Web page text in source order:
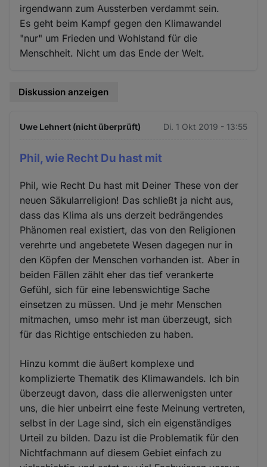
irgendwann zum Aussterben verdammt sein.
Es geht beim Kampf gegen den Klimawandel
"nur" um Frieden und Wohlstand für die
Menschheit. Nicht um das Ende der Welt.
Diskussion anzeigen
Uwe Lehnert (nicht überprüft) Di. 1 Okt 2019 - 13:55
Phil, wie Recht Du hast mit
Phil, wie Recht Du hast mit Deiner These von der
neuen Säkularreligion! Das schließt ja nicht aus,
dass das Klima als uns derzeit bedrängendes
Phänomen real existiert, das von den Religionen
verehrte und angebetete Wesen dagegen nur in
den Köpfen der Menschen vorhanden ist. Aber in
beiden Fällen zählt eher das tief verankerte
Gefühl, sich für eine lebenswichtige Sache
einsetzen zu müssen. Und je mehr Menschen
mitmachen, umso mehr ist man überzeugt, sich
für das Richtige entschieden zu haben.
Hinzu kommt die äußert komplexe und
komplizierte Thematik des Klimawandels. Ich bin
überzeugt davon, dass die allerwenigsten unter
uns, die hier unbeirrt eine feste Meinung vertreten,
selbst in der Lage sind, sich ein eigenständiges
Urteil zu bilden. Dazu ist die Problematik für den
Nichtfachmann auf diesem Gebiet einfach zu